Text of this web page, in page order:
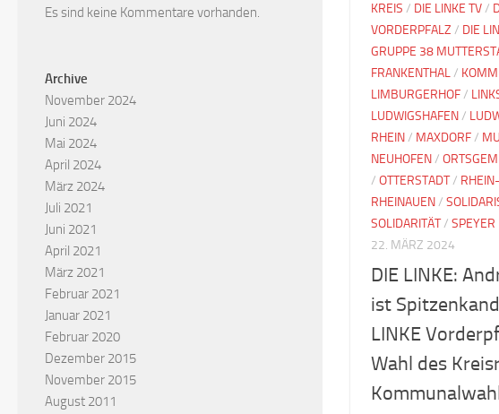
KREIS / DIE LINKE TV/
VORDERPFALZ / DIE
GRUPPE 38
FRANKENTHAL/
LIMBURGERHOF/
LUDWIGSHAFEN/
RHEIN/ MAXDORF/
NEUHOFEN/
/ OTTERSTADT/
RHEINAUEN/
SOLIDARITÄT/ SPEYER
22. MÄRZ 2024
DIE LINKE:
ist
LINKE
Wahl des
Es sind keine Kommentare vorhanden.
Archive
November 2024
Juni 2024
Mai 2024
April 2024
März 2024
Juli 2021
Juni 2021
April 2021
März 2021
Februar 2021
Januar 2021
Februar 2020
Dezember 2015
November 2015
August 2011